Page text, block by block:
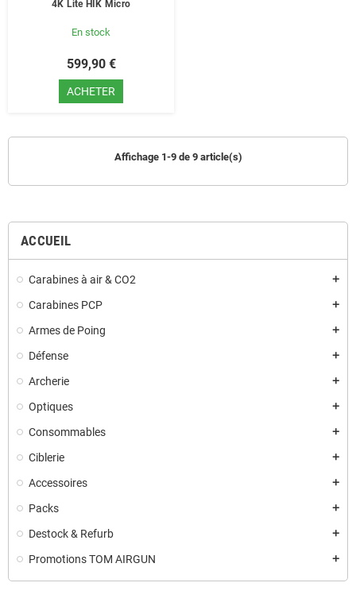
ACCUEIL
Carabines à air & CO2 add
Carabines PCP add
Armes de Poing add
Défense add
Archerie add
Optiques add
Consommables add
Ciblerie add
Accessoires add
Packs add
Destock & Refurb add
Promotions TOM AIRGUN add
4K Lite HIK Micro
En stock
599,90 €
ACHETER
Affichage 1-9 de 9 article(s)